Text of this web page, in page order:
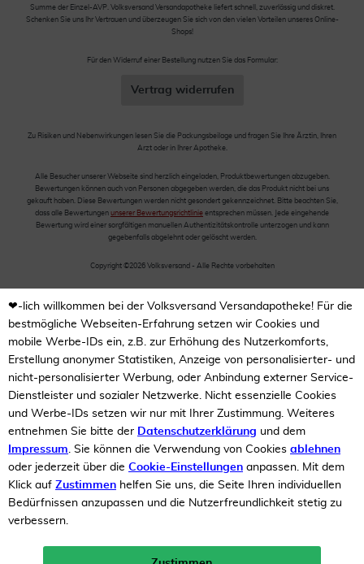
Summe der Einzel-AVP. Volksversand Versandapotheke liefert schnell, zuverlässig und diskret.
Schenken Sie uns Ihr Vertrauen und überzeugen Sie sich von den vielen Vorteilen unseres Online-
Shops!
Für den Widerruf einer Bestellung nutzen Sie das Formular:
Vertrag widerrufen
Zu Risiken und Nebenwirkungen lesen Sie die Packungsbeilage und fragen Sie Ihre Ärztin, Ihren
Arzt oder in Ihrer Apotheke.
Alle Besucher unserer Webseite sind herzlich eingeladen, Produktbewertungen abzugeben.
Bewertungen können auch von Personen abgegeben werden, die das Produkt nicht bei uns
gekauft haben. Diese Bewertungen werden nicht gesondert gekennzeichnet. Bitte beachten Sie,
dass alle Bewertungen unserer Bewertungsrichtlinie entsprechen müssen. Jede eingehende
Bewertung wird einer sorgfältigen manuellen Authentizitätskontrolle unterzogen und kann
gegebenfalls abgelehnt oder gelöscht werden.
Copyright ©2026 Volksversand - Alle Rechte vorbehalten
❤-lich willkommen bei der Volksversand Versandapotheke! Für die
bestmögliche Webseiten-Erfahrung setzen wir Cookies und
mobile Werbe-IDs ein, z.B. zur Erhöhung des Nutzerkomforts,
Erstellung anonymer Statistiken, Anzeige von personalisierter- und
nicht-personalisierter Werbung, oder Anbindung externer Service-
Dienstleister und sozialer Netzwerke. Nicht essenzielle Cookies
und Werbe-IDs setzen wir nur mit Ihrer Zustimmung. Weiteres
entnehmen Sie bitte der Datenschutzerklärung und dem
Impressum. Sie können die Verwendung von Cookies ablehnen
oder jederzeit über die Cookie-Einstellungen anpassen. Mit dem
Klick auf Zustimmen helfen Sie uns, die Seite Ihren individuellen
Bedürfnissen anzupassen und die Nutzerfreundlichkeit stetig zu
verbessern.